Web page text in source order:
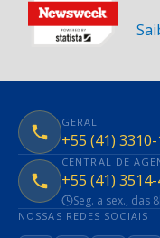
GERAL
+55 (41)
CENTRAL DE
+55 (41) 3514-
Seg. a sex., das
NOSSAS REDES SOCIAIS